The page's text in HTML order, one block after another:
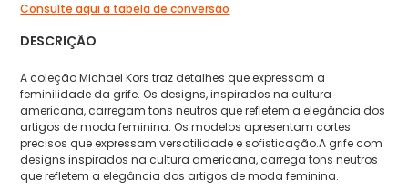
Consulte aqui a tabela de conversão
DESCRIÇÃO
A coleção Michael Kors traz detalhes que expressam a
feminilidade da grife. Os designs, inspirados na cultura
americana, carregam tons neutros que refletem a elegância dos
artigos de moda feminina. Os modelos apresentam cortes
precisos que expressam versatilidade e sofisticação.A grife com
designs inspirados na cultura americana, carrega tons neutros
que refletem a elegância dos artigos de moda feminina.